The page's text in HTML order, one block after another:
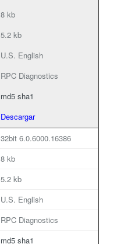
8 kb
5.2 kb
U.S. English
RPC Diagnostics
md5 sha1
Descargar
32bit 6.0.6000.16386
8 kb
5.2 kb
U.S. English
RPC Diagnostics
md5 sha1